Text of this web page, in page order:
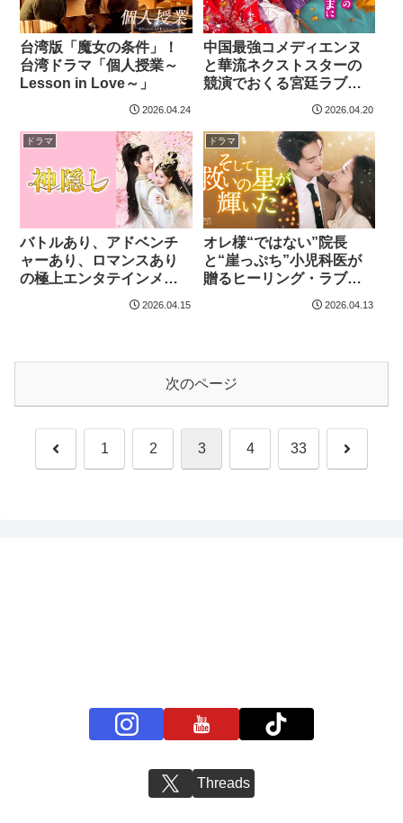
台湾版「魔女の条件」！
台湾ドラマ「個人授業～
Lesson in Love～」
2026.04.24
中国最強コメディエンヌ
と華流ネクストスターの
競演でおくる宮廷ラブコ
メディの傑作！中国時代
劇「劉皇后の仰せのまま
に」
2026.04.20
ドラマ
バトルあり、アドベンチ
ャーあり、ロマンスあり
の極上エンタテインメン
ト！中国時代劇「神隠
2026.04.15
ドラマ
オレ様“ではない”院長
と“崖っぷち”小児科医が
贈るヒーリング・ラブロ
マンス！中国ドラマ「そ
して救いの星が輝いた」
2026.04.13
次のページ
前 1 2 3 4 33 次
Threads